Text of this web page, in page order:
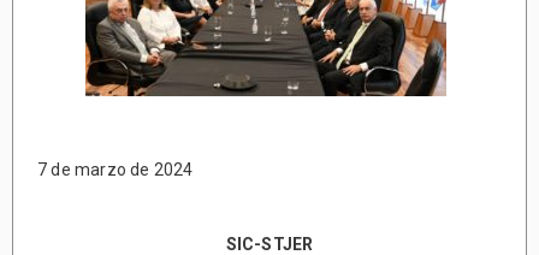
7 de marzo de 2024
SIC-STJER